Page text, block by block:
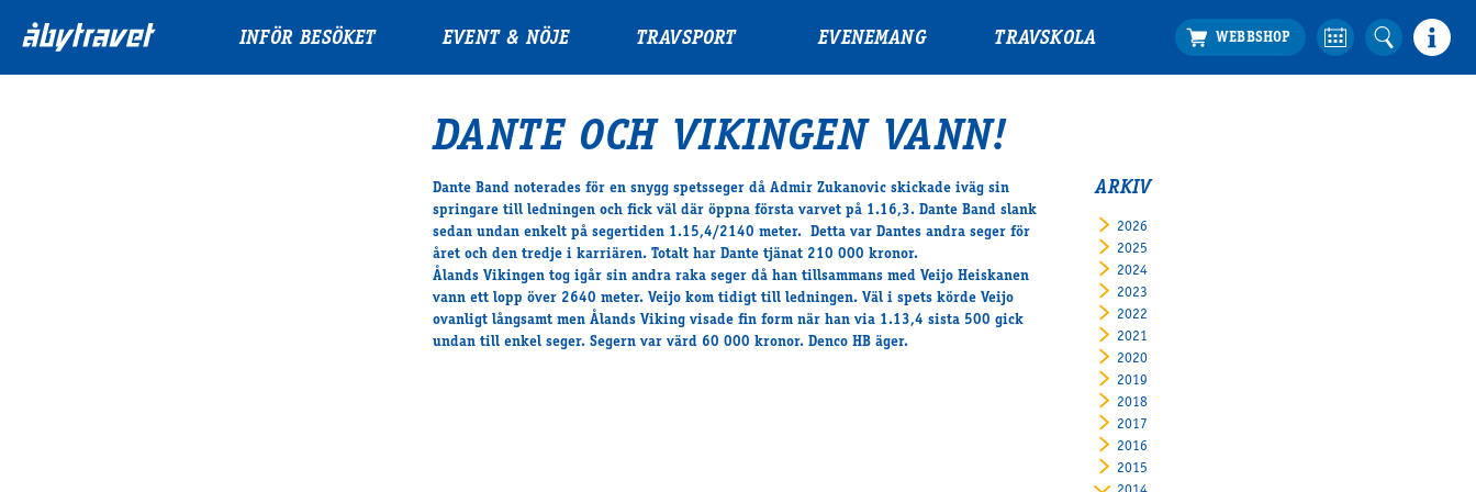
INFÖR BESÖKET EVENT & NÖJE TRAVSPORT EVENEMANG TRAVSKOLA
DANTE OCH VIKINGEN VANN!
Dante Band noterades för en snygg spetsseger då Admir Zukanovic skickade iväg sin
springare till ledningen och fick väl där öppna första varvet på 1.16,3. Dante Band slank
sedan undan enkelt på segertiden 1.15,4/2140 meter. Detta var Dantes andra seger för
året och den tredje i karriären. Totalt har Dante tjänat 210 000 kronor.
Ålands Vikingen tog igår sin andra raka seger då han tillsammans med Veijo Heiskanen
vann ett lopp över 2640 meter. Veijo kom tidigt till ledningen. Väl i spets körde Veijo
ovanligt långsamt men Ålands Viking visade fin form när han via 1.13,4 sista 500 gick
undan till enkel seger. Segern var värd 60 000 kronor. Denco HB äger.
ARKIV
2026
2025
2024
2023
2022
2021
2020
2019
2018
2017
2016
2015